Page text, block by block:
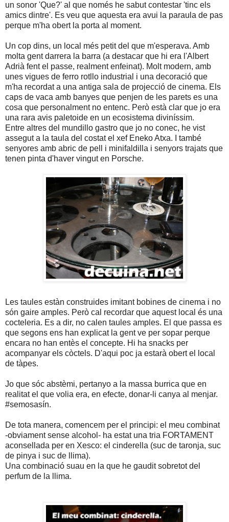
un sonor 'Que?' al que només he sabut contestar 'tinc els
amics dintre'. Es veu que aquesta era avui la paraula de pas
perque m'ha obert la porta al moment.
Un cop dins, un local més petit del que m'esperava. Amb
molta gent darrera la barra (a destacar que hi era l'Albert
Adrià fent el passe, realment enfeinat). Molt modern, amb
unes vigues de ferro rotllo industrial i una decoració que
m'ha recordat a una antiga sala de projecció de cinema. Els
caps de vaca amb banyes que penjen de les parets es una
cosa que personalment no entenc. Però està clar que jo era
una rara avis paletoide en un ecosistema diviníssim.
Entre altres del mundillo gastro que jo no conec, he vist
assegut a la taula del costat el xef Eneko Atxa. I també
senyores amb abric de pell i minifaldilla i senyors trajats que
tenen pinta d'haver vingut en Porsche.
Les taules estàn construides imitant bobines de cinema i no
són gaire amples. Però cal recordar que aquest local és una
cocteleria. Es a dir, no calen taules amples. El que passa es
que segons ens han explicat la gent ve per sopar perque
encara no han entès el concepte. Hi ha snacks per
acompanyar els còctels. D'aqui poc ja estarà obert el local
de tàpes.
Jo que sóc abstèmi, pertanyo a la massa burrica que en
realitat el que volia era, en efecte, donar-li canya al menjar.
#semosasín.
De tota manera, comencem per el principi: el meu combinat
-obviament sense alcohol- ha estat una tria FORTAMENT
aconsellada per en Xesco: el cinderella (suc de taronja, suc
de pinya i suc de llima).
Una combinació suau en la que he gaudit sobretot del
perfum de la llima.